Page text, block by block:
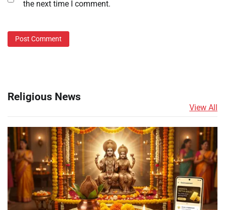
the next time I comment.
Religious News
View All